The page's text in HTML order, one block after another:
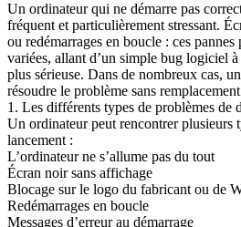
Un ordinateur qui ne démarre pas
fréquent et particulièrement stressant.
ou redémarrages en boucle : ces
variées, allant d’un simple bug logiciel
plus sérieuse. Dans de nombreux cas,
résoudre le problème sans
1. Les différents types de problèmes de
Un ordinateur peut rencontrer plusieurs
lancement :
L’ordinateur ne s’allume pas du tout
Écran noir sans affichage
Blocage sur le logo du fabricant ou de
Redémarrages en boucle
Messages d’erreur au démarrage